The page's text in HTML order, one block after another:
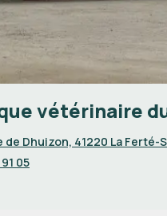
vétérinaire
de Dhuizon, 41220 La Ferté-
05